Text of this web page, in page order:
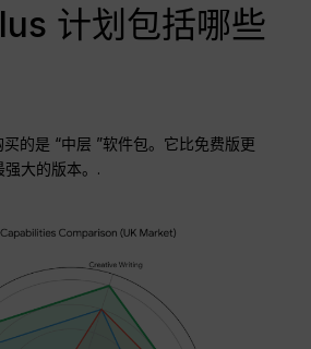
计划包括哪些
买的是 “中层 ”软件包。它比免费版更
大的版本。.